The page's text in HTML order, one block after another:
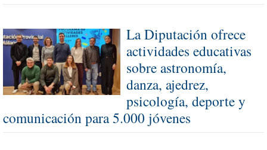
La Diputación ofrece
actividades educativas
sobre astronomía,
danza, ajedrez,
psicología, deporte y
comunicación para 5.000 jóvenes